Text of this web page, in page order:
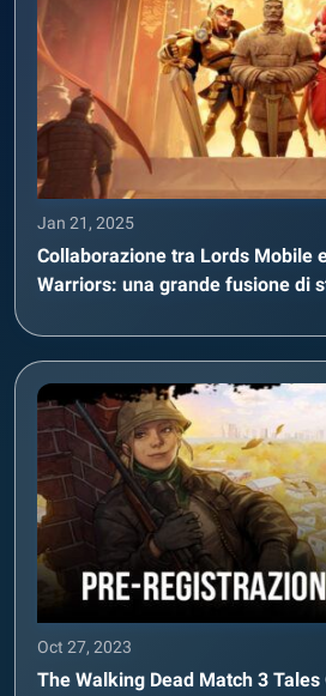
Jan 21, 2025
Collaborazione tra Lords Mobile
Warriors: una grande fusione di
Oct 27, 2023
The Walking Dead Match 3